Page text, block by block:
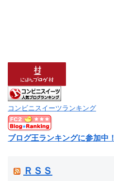
コンビニスイーツランキング
ブログ王ランキングに参加中！
ＲＳＳ